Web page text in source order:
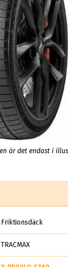
är det endast i
Friktionsdäck
TRACMAX